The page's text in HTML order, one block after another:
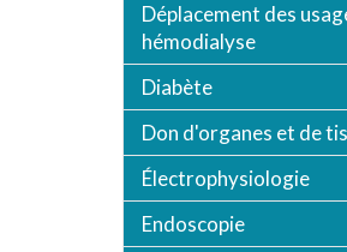
Déplacement des
hémodialyse
Diabète
Don d'organes et de
Électrophysiologie
Endoscopie